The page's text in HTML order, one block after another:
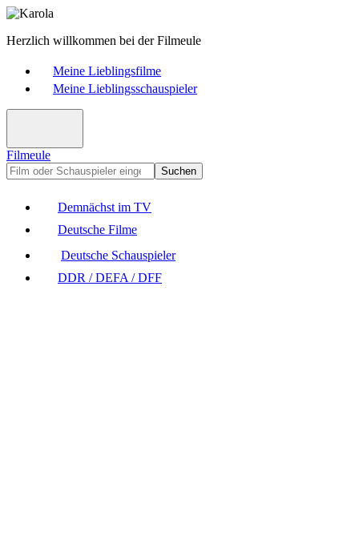
Herzlich willkommen bei der Filmeule
Meine Lieblingsfilme
Meine Lieblingsschauspieler
Filmeule
Suchen
Demnächst im TV
Deutsche Filme
Deutsche Schauspieler
DDR / DEFA / DFF